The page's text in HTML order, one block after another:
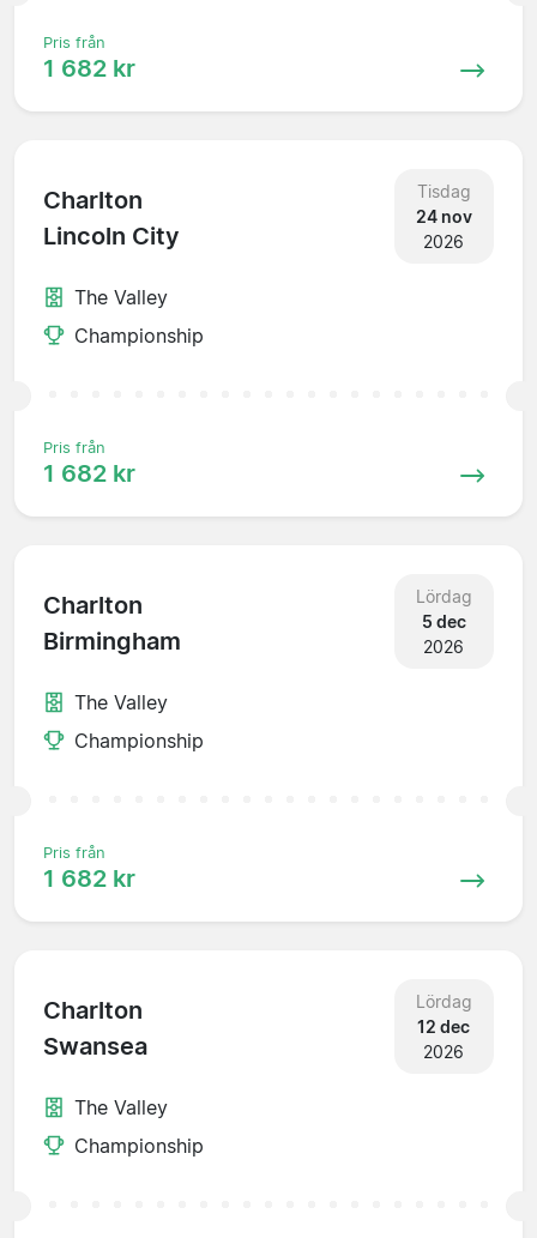
Pris från
1 682 kr
Charlton
Lincoln City
Tisdag
24 nov
2026
The Valley
Championship
Pris från
1 682 kr
Charlton
Birmingham
Lördag
5 dec
2026
The Valley
Championship
Pris från
1 682 kr
Charlton
Swansea
Lördag
12 dec
2026
The Valley
Championship